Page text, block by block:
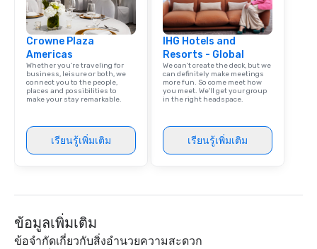
Crowne Plaza
Americas
Whether you’re traveling for
business, leisure or both, we
connect you to the people,
places and possibilities to
make your stay remarkable.
เรียนรู้เพิ่มเติม
IHG Hotels and
Resorts - Global
We can't create the deck, but we
can definitely make meetings
more fun. So come meet how
you meet. We'll get your group
in the right headspace.
เรียนรู้เพิ่มเติม
ข้อมูลเพิ่มเติม
ข้อจำกัดเกี่ยวกับสิ่งอำนวยความสะดวก